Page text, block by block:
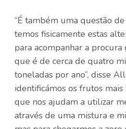
“É também uma questão
temos fisicamente estas
para acompanhar a
que é de cerca de quatro
toneladas por ano”, disse
identificámos os frutos mais
que nos ajudam a utilizar
através de uma mistura e